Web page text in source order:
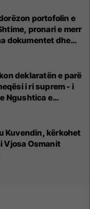
portofolin e
pronari e merr
dokumentet dhe
deklaratën e parë
i ri suprem - i
Ngushtica e
të mbetet e
Kuvendin, kërkohet
Vjosa Osmanit